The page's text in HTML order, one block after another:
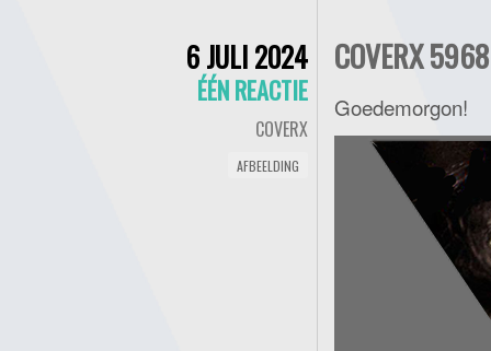
6 JULI 2024
ÉÉN REACTIE
COVERX
AFBEELDING
COVERX
Goedemorgon!